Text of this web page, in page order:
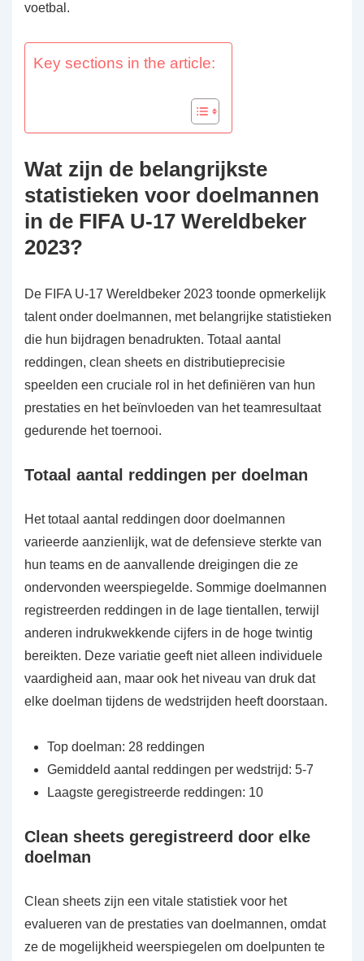
voetbal.
Key sections in the article:
Wat zijn de belangrijkste
statistieken voor doelmannen
in de FIFA U-17 Wereldbeker
2023?
De FIFA U-17 Wereldbeker 2023 toonde opmerkelijk
talent onder doelmannen, met belangrijke statistieken
die hun bijdragen benadrukten. Totaal aantal
reddingen, clean sheets en distributieprecisie
speelden een cruciale rol in het definiëren van hun
prestaties en het beïnvloeden van het teamresultaat
gedurende het toernooi.
Totaal aantal reddingen per doelman
Het totaal aantal reddingen door doelmannen
varieerde aanzienlijk, wat de defensieve sterkte van
hun teams en de aanvallende dreigingen die ze
ondervonden weerspiegelde. Sommige doelmannen
registreerden reddingen in de lage tientallen, terwijl
anderen indrukwekkende cijfers in de hoge twintig
bereikten. Deze variatie geeft niet alleen individuele
vaardigheid aan, maar ook het niveau van druk dat
elke doelman tijdens de wedstrijden heeft doorstaan.
Top doelman: 28 reddingen
Gemiddeld aantal reddingen per wedstrijd: 5-7
Laagste geregistreerde reddingen: 10
Clean sheets geregistreerd door elke
doelman
Clean sheets zijn een vitale statistiek voor het
evalueren van de prestaties van doelmannen, omdat
ze de mogelijkheid weerspiegelen om doelpunten te